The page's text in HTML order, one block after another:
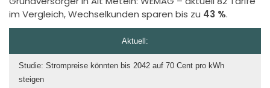
im Vergleich, Wechselkunden sparen bis zu 43 %.
Aktuell:
Studie: Strompreise könnten bis 2042 auf 70 Cent pro kWh
steigen